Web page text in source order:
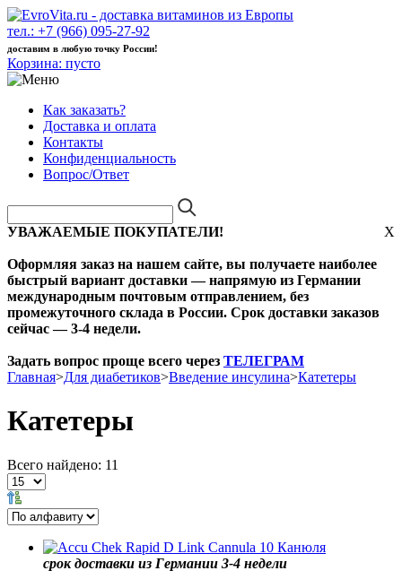
тел.: +7 (966) 095-27-92
доставим в любую точку России!
Корзина: пусто
Как заказать?
Доставка и оплата
Контакты
Конфиденциальность
Вопрос/Ответ
X
УВАЖАЕМЫЕ ПОКУПАТЕЛИ!
Оформляя заказ на нашем сайте, вы получаете наиболее
быстрый вариант доставки — напрямую из Германии
международным почтовым отправлением, без
промежуточного склада в России. Срок доставки заказов
сейчас — 3-4 недели.
Задать вопрос проще всего через ТЕЛЕГРАМ
Главная>Для диабетиков>Введение инсулина>Катетеры
Катетеры
Всего найдено: 11
срок доставки из Германии 3-4 недели